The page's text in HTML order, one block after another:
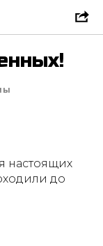
настоящих
до